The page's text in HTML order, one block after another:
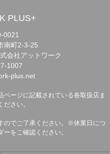
PLUS+
0021
南町2-3-25
会社アットワーク
1007
plus.net
ージに記載されている各取扱店ま
ださい。
のでご了承ください。※休業日につ
をご確認ください。